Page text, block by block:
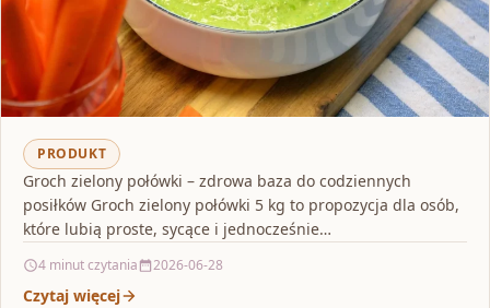
PRODUKT
Groch zielony połówki – zdrowa baza do codziennych
posiłków Groch zielony połówki 5 kg to propozycja dla osób,
które lubią proste, sycące i jednocześnie…
4 minut czytania 2026-06-28
Czytaj więcej